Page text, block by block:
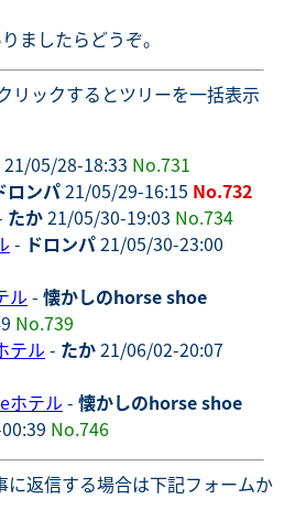
ましたらどうぞ。
リックするとツリーを一括表示
21/05/28-18:33 No.731
ロンパ21/05/29-16:15 No.732
たか21/05/30-19:03 No.734
- ドロンパ21/05/30-23:00
ル - 懐かしのhorse shoe
No.739
テル - たか21/06/02-20:07
ホテル - 懐かしのhorse shoe
No.746
に返信する場合は下記フォームか